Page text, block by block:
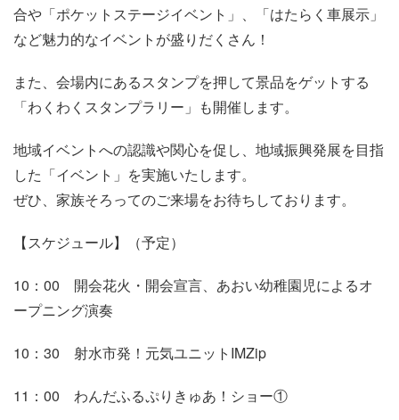
合や「ポケットステージイベント」、「はたらく車展示」
など魅力的なイベントが盛りだくさん！
また、 会場内にあるスタンプを押して景品をゲットする
「わくわくスタンプラリー」も開催します。
地域イベントへの認識や関心を促し、地域振興発展を目指
した「イベント」を実施いたします。
ぜひ、家族そろってのご来場をお待ちしております。
【スケジュール】（予定）
10：00 開会花火・開会宣言、あおい幼稚園児によるオ
ープニング演奏
10：30 射水市発！元気ユニットIMZip
11：00 わんだふるぷりきゅあ！ショー①